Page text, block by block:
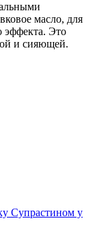
масло, для
эффекта. Это
и сияющей.
Супрастином у